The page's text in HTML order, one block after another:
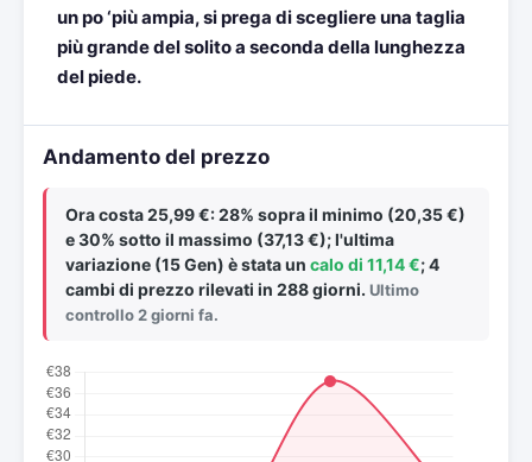
un po ‘più ampia, si prega di scegliere una taglia
più grande del solito a seconda della lunghezza
del piede.
Andamento del prezzo
Ora costa25,99 €: 28% sopra il minimo (20,35 €)
e 30% sotto il massimo (37,13 €); l'ultima
variazione (15 Gen) è stata un calo di 11,14 €; 4
cambi di prezzo rilevati in 288 giorni. Ultimo
controllo 2 giorni fa.